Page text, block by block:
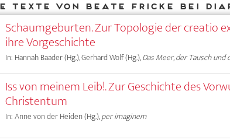
Texte von Beate Fricke bei
Schaumgeburten. Zur Topologie der creatio
ihre Vorgeschichte
In: Hannah Baader (Hg.), Gerhard Wolf (Hg.),Das Meer, der Tausch
Iss von meinem Leib!. Zur Geschichte des
Christentum
In: Anne von der Heiden (Hg.),per imaginem